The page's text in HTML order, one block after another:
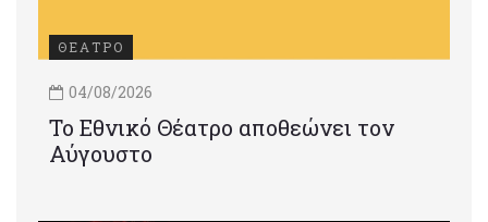
ΘΕΑΤΡΟ
04/08/2026
Το Εθνικό Θέατρο αποθεώνει τον
Αύγουστο